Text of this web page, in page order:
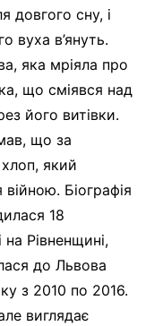
довгого сну, і
вуха в’януть.
яка мріяла про
що сміявся над
його витівки.
що за
який
Біографія
18
Рівненщині,
до Львова
з 2010 по 2016.
виглядає